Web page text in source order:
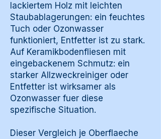
lackiertem Holz mit leichten
Staubablagerungen: ein feuchtes
Tuch oder Ozonwasser
funktioniert, Entfetter ist zu stark.
Auf Keramikbodenfliesen mit
eingebackenem Schmutz: ein
starker Allzweckreiniger oder
Entfetter ist wirksamer als
Ozonwasser fuer diese
spezifische Situation.
Dieser Vergleich je Oberflaeche